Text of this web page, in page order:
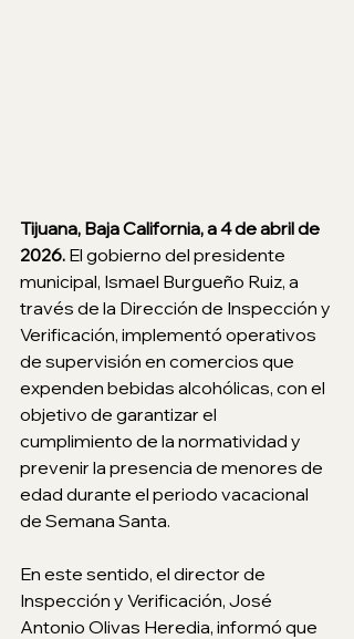
Tijuana, Baja California, a 4 de abril de
2026. El gobierno del presidente
municipal, Ismael Burgueño Ruiz, a
través de la Dirección de Inspección y
Verificación, implementó operativos
de supervisión en comercios que
expenden bebidas alcohólicas, con el
objetivo de garantizar el
cumplimiento de la normatividad y
prevenir la presencia de menores de
edad durante el periodo vacacional
de Semana Santa.
En este sentido, el director de
Inspección y Verificación, José
Antonio Olivas Heredia, informó que